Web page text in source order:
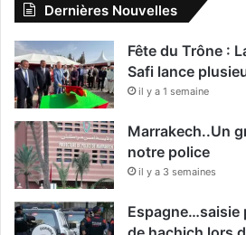
Dernières Nouvelles
Fête du Trône :
Safi lance
il y a 1 semaine
Marrakech..Un
notre police
il y a 3 semaines
Espagne…saisie